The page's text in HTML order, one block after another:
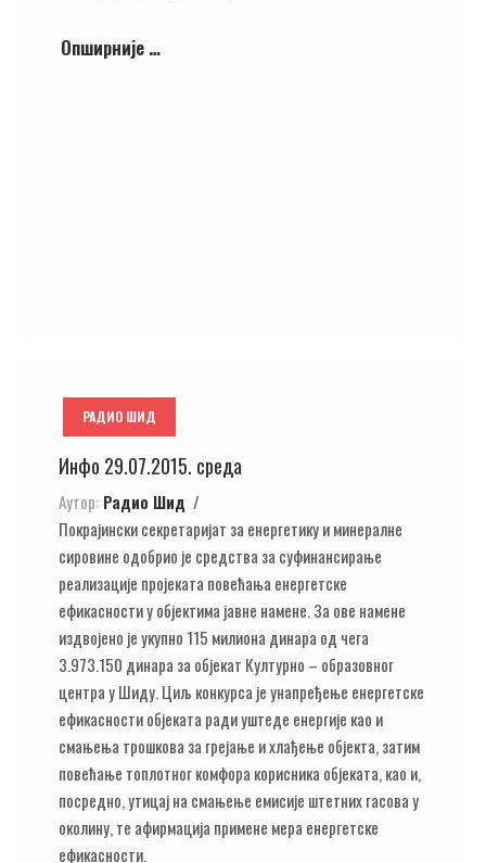
Опширније …
РАДИО ШИД
Инфо 29.07.2015. среда
Аутор: Радио Шид
Покрајински секретаријат за енергетику и минералне
сировине одобрио је средства за суфинансирање
реализације пројеката повећања енергетске
ефикасности у објектима јавне намене. За ове намене
издвојено је укупно 115 милиона динара од чега
3.973.150 динара за објекат Културно – образовног
центра у Шиду. Циљ конкурса је унапређење енергетске
ефикасности објеката ради уштеде енергије као и
смањења трошкова за грејање и хлађење објекта, затим
повећање топлотног комфора корисника објеката, као и,
посредно, утицај на смањење емисије штетних гасова у
околину, те афирмација примене мера енергетске
ефикасности.